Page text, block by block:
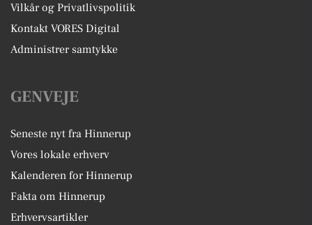
Vilkår og Privatlivspolitik
Kontakt VORES Digital
Administrer samtykke
GENVEJE
Seneste nyt fra Hinnerup
Vores lokale erhverv
Kalenderen for Hinnerup
Fakta om Hinnerup
Erhvervsartikler